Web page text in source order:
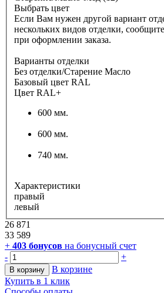
Выбрать цвет
Если Вам нужен другой вариант
нескольких видов отделки,
при оформлении заказа.
Варианты отделки
Без отделки/Старение Масло
Базовый цвет RAL
Цвет RAL+
600 мм.
600 мм.
740 мм.
Характеристики
правый
левый
26 871
33 589
+ 403 бонусов на бонусный счет
-
+
В корзину
В корзине
Купить в 1 клик